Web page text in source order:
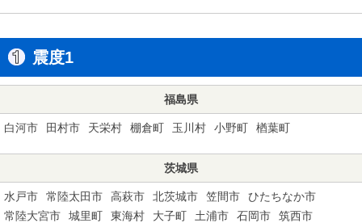
震度1
福島県
白河市 田村市 天栄村 棚倉町 玉川村 小野町 楢葉町
茨城県
水戸市 常陸太田市 高萩市 北茨城市 笠間市
ひたちなか市
常陸大宮市
城里町 東海村 大子町 土浦市 石岡市
筑西市